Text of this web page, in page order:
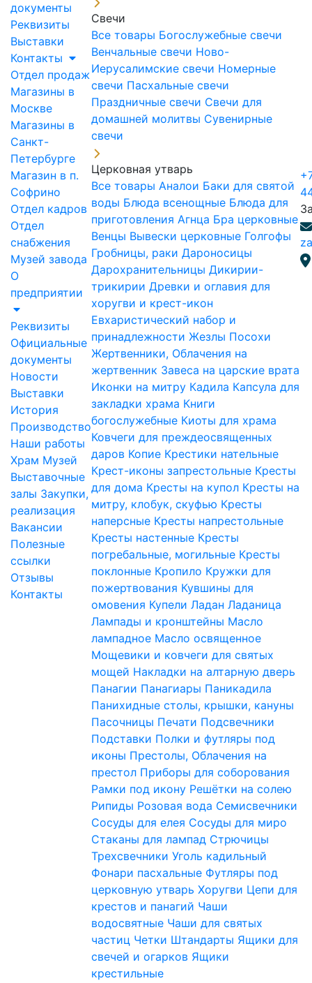
документы
Реквизиты
Выставки
Контакты
Отдел продаж
Магазины в
Москве
Магазины в
Санкт-
Петербурге
Магазин в п.
Софрино
Отдел кадров
Отдел
снабжения
Музей завода
О
предприятии
Реквизиты
Официальные
документы
Новости
Выставки
История
Производство
Наши работы
Храм Музей
Выставочные
залы Закупки,
реализация
Вакансии
Полезные
ссылки
Отзывы
Контакты
Свечи
Все товары Богослужебные свечи
Венчальные свечи Ново-
Иерусалимские свечи Номерные
свечи Пасхальные свечи
Праздничные свечи Свечи для
домашней молитвы Сувенирные
свечи
Церковная утварь
Все товары Аналои Баки для святой
воды Блюда всенощные Блюда для
приготовления Агнца Бра церковные
Венцы Вывески церковные Голгофы
Гробницы, раки Дароносицы
Дарохранительницы Дикирии-
трикирии Древки и оглавия для
хоругви и крест-икон
Евхаристический набор и
принадлежности Жезлы Посохи
Жертвенники, Облачения на
жертвенник Завеса на царские врата
Иконки на митру Кадила Капсула для
закладки храма Книги
богослужебные Киоты для храма
Ковчеги для преждеосвященных
даров Копие Крестики нательные
Крест-иконы запрестольные Кресты
для дома Кресты на купол Кресты на
митру, клобук, скуфью Кресты
наперсные Кресты напрестольные
Кресты настенные Кресты
погребальные, могильные Кресты
поклонные Кропило Кружки для
пожертвования Кувшины для
омовения Купели Ладан Ладаница
Лампады и кронштейны Масло
лампадное Масло освященное
Мощевики и ковчеги для святых
мощей Накладки на алтарную дверь
Панагии Панагиары Паникадила
Панихидные столы, крышки, кануны
Пасочницы Печати Подсвечники
Подставки Полки и футляры под
иконы Престолы, Облачения на
престол Приборы для соборования
Рамки под икону Решётки на солею
Рипиды Розовая вода Семисвечники
Сосуды для елея Сосуды для миро
Стаканы для лампад Стрючицы
Трехсвечники Уголь кадильный
Фонари пасхальные Футляры под
церковную утварь Хоругви Цепи для
крестов и панагий Чаши
водосвятные Чаши для святых
частиц Четки Штандарты Ящики для
свечей и огарков Ящики
крестильные